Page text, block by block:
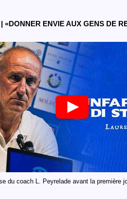
«DONNER ENVIE AUX GENS DE
du coach L. Peyrelade avant la première